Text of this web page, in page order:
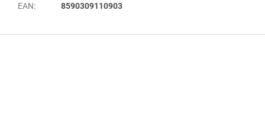
EAN: 8590309110903
Z